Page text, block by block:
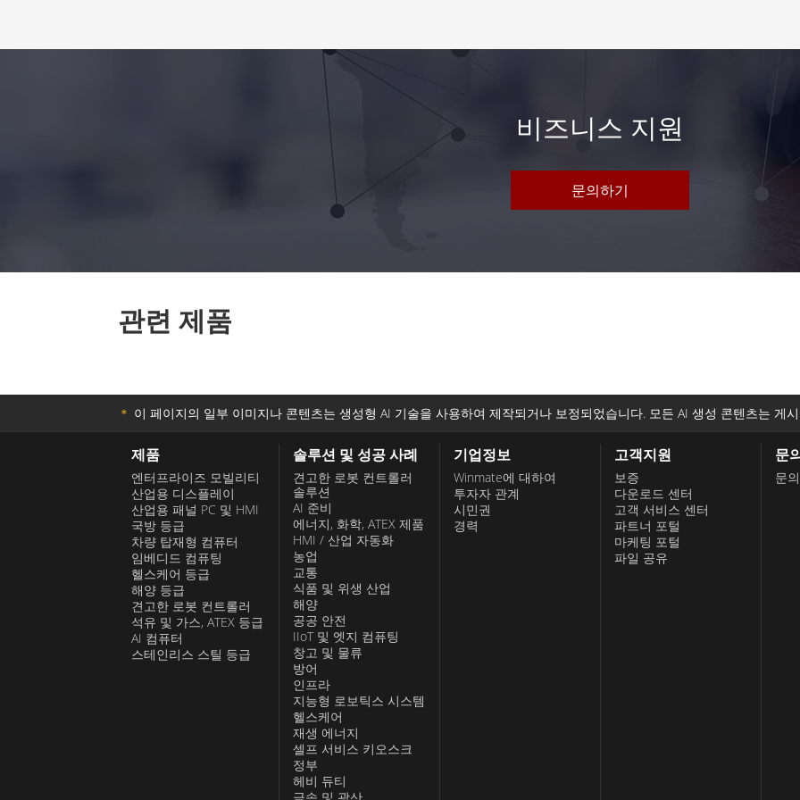
비즈니스 지원
문의하기
관련 제품
＊ 이 페이지의 일부 이미지나 콘텐츠는 생성형 AI 기술을 사용하여 제작되거나 보정되었습니다. 모든 AI 생성 콘텐츠는 게
제품
엔터프라이즈 모빌리티
산업용 디스플레이
산업용 패널 PC 및 HMI
국방 등급
차량 탑재형 컴퓨터
임베디드 컴퓨팅
헬스케어 등급
해양 등급
견고한 로봇 컨트롤러
석유 및 가스, ATEX 등급
AI 컴퓨터
스테인리스 스틸 등급
솔루션 및 성공 사례
견고한 로봇 컨트롤러
솔루션
AI 준비
에너지, 화학, ATEX 제품
HMI / 산업 자동화
농업
교통
식품 및 위생 산업
해양
공공 안전
IIoT 및 엣지 컴퓨팅
창고 및 물류
방어
인프라
지능형 로보틱스 시스템
헬스케어
재생 에너지
셀프 서비스 키오스크
정부
헤비 듀티
기업정보
Winmate에 대하여
투자자 관계
시민권
경력
고객지원
보증
다운로드 센터
고객 서비스 센터
파트너 포털
마케팅 포털
파일 공유
문
문